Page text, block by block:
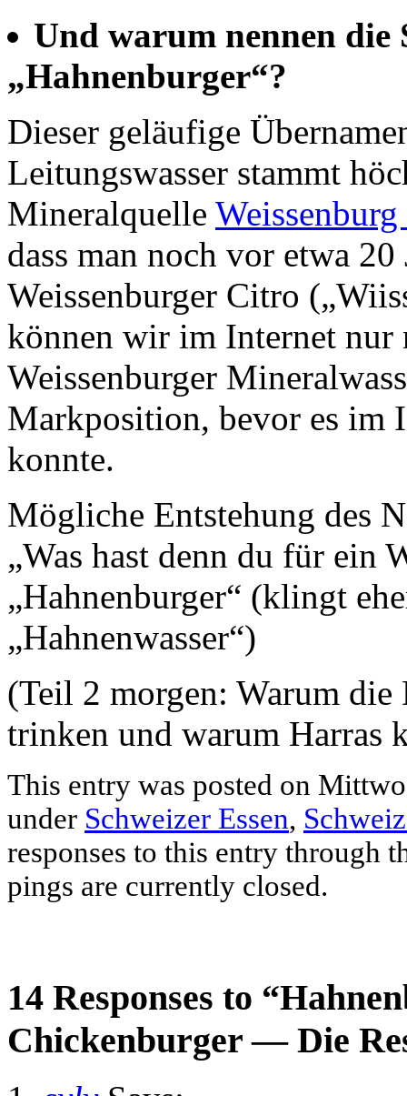
Und warum nennen die
„Hahnenburger“?
Dieser geläufige
Leitungswasser stammt
Mineralquelle Weissenburg
dass man noch vor etwa
Weissenburger Citro
können wir im Internet nur
Weissenburger
Markposition, bevor es im
konnte.
Mögliche Entstehung des
„Was hast denn du für ein
„Hahnenburger“ (klingt
„Hahnenwasser“)
(Teil 2 morgen: Warum die
trinken und warum Harras
This entry was posted on
under Schweizer Essen,
responses to this entry through
pings are currently closed.
14 Responses to
Chickenburger — Die